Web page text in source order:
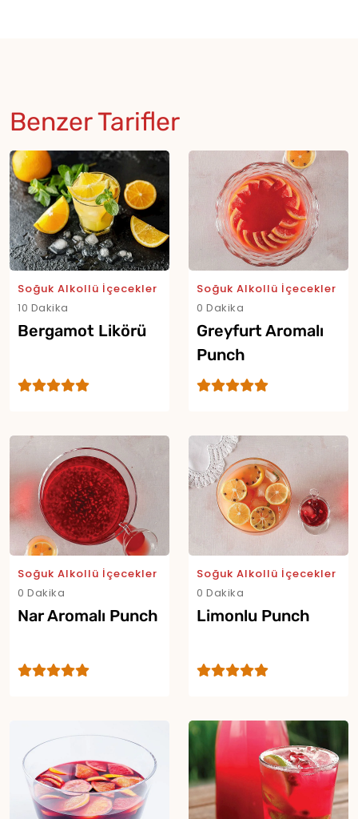
Benzer Tarifler
Soğuk Alkollü İçecekler
10 Dakika
Bergamot Likörü
Soğuk Alkollü İçecekler
0 Dakika
Greyfurt Aromalı
Punch
Soğuk Alkollü İçecekler
0 Dakika
Nar Aromalı Punch
Soğuk Alkollü İçecekler
0 Dakika
Limonlu Punch